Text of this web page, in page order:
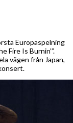
Europaspelning
Fire Is Burnin’”.
vägen från Japan,